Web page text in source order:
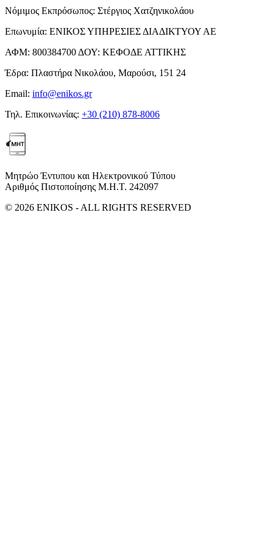
Νόμιμος Εκπρόσωπος: Στέργιος Χατζηνικολάου
Επωνυμία: ΕΝΙΚΟΣ ΥΠΗΡΕΣΙΕΣ ΔΙΑΔΙΚΤΥΟΥ ΑΕ
ΑΦΜ: 800384700 ΔΟΥ: ΚΕΦΟΔΕ ΑΤΤΙΚΗΣ
Έδρα: Πλαστήρα Νικολάου, Μαρούσι, 151 24
Email: info@enikos.gr
Τηλ. Επικοινωνίας: +30 (210) 878-8006
Μητρώο Έντυπου και Ηλεκτρονικού Τύπου
Αριθμός Πιστοποίησης Μ.Η.Τ. 242097
© 2026 ENIKOS - ALL RIGHTS RESERVED